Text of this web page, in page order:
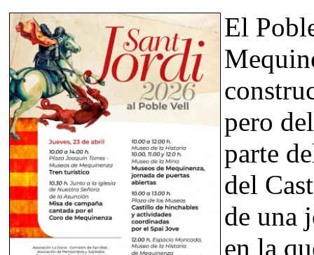
El
pero
parte
del
de una
en la